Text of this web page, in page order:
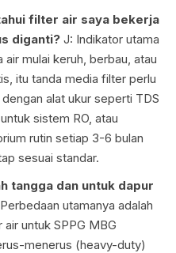
filter air saya bekerja
diganti? J: Indikator utama
air mulai keruh, berbau, atau
itu tanda media filter perlu
alat ukur seperti TDS
sistem RO, atau
rutin setiap 3-6 bulan
sesuai standar.
tangga dan untuk dapur
utamanya adalah
untuk SPPG MBG
menerus (heavy-duty)